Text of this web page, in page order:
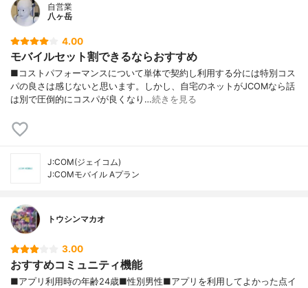
自営業
八ヶ岳
4.00
モバイルセット割できるならおすすめ
■コストパフォーマンスについて単体で契約し利用する分には特別コス
パの良さは感じないと思います。しかし、自宅のネットがJCOMなら話
は別で圧倒的にコスパが良くなり…続きを見る
J:COM(ジェイコム)
J:COMモバイル Aプラン
トウシンマカオ
3.00
おすすめコミュニティ機能
■アプリ利用時の年齢24歳■性別男性■アプリを利用してよかった点イ